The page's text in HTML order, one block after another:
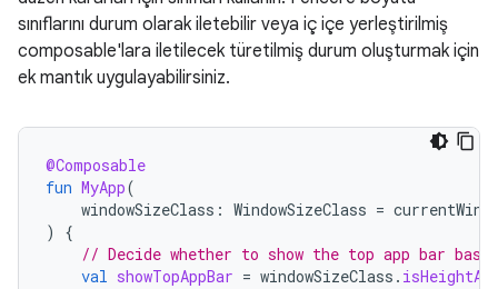
sınıflarını durum olarak iletebilir veya iç içe yerleştirilmiş
composable'lara iletilecek türetilmiş durum oluşturmak için
ek mantık uygulayabilirsiniz.
@Composable
fun MyApp(
windowSizeClass : WindowSizeClass =
)
{
// Decide whether to show the top app bar
val showTopAppBar = windowSizeClass .